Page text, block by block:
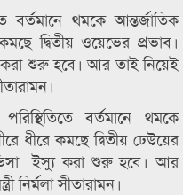
বর্তমানে থমকে আন্তর্জাতিক
দ্বিতীয় ওয়েভের প্রভাব।
শুরু হবে। আর তাই নিয়েই
বর্তমানে থমকে
ধীরে কমছে দ্বিতীয় ঢেউয়ের
ইস্যু করা শুরু হবে। আর
নির্মলা সীতারামন।